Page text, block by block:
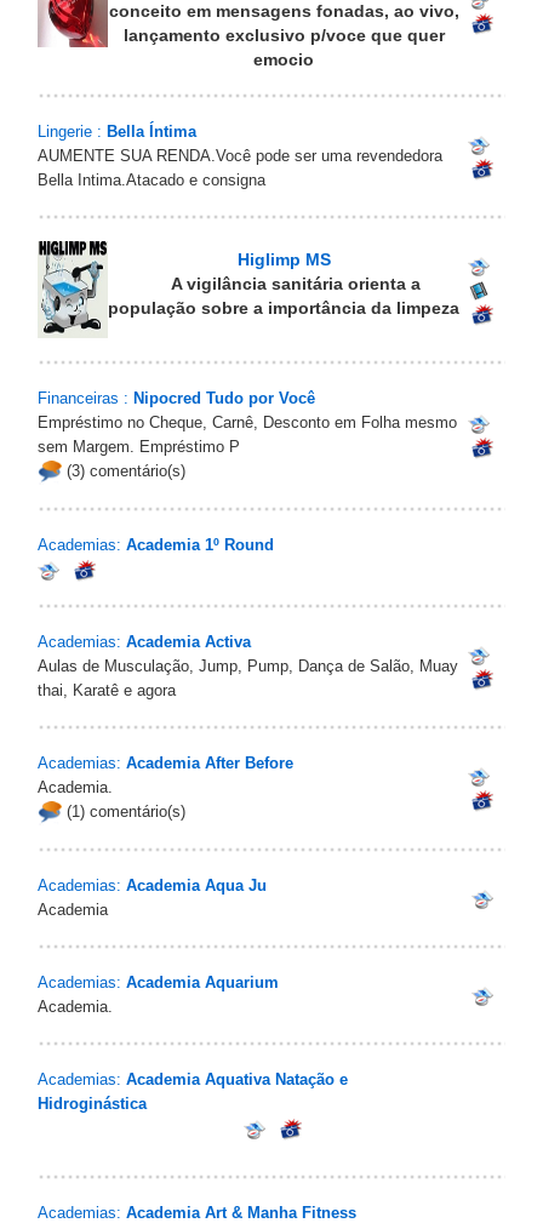
conceito em mensagens fonadas, ao vivo,
lançamento exclusivo p/voce que quer
emocio
Lingerie : Bella Íntima
AUMENTE SUA RENDA.Você pode ser uma revendedora
Bella Intima.Atacado e consigna
Higlimp MS
A vigilância sanitária orienta a
população sobre a importância da limpeza
Financeiras : Nipocred Tudo por Você
Empréstimo no Cheque, Carnê, Desconto em Folha mesmo
sem Margem. Empréstimo P
(3) comentário(s)
Academias: Academia 1º Round
Academias: Academia Activa
Aulas de Musculação, Jump, Pump, Dança de Salão, Muay
thai, Karatê e agora
Academias: Academia After Before
Academia.
(1) comentário(s)
Academias: Academia Aqua Ju
Academia
Academias: Academia Aquarium
Academia.
Academias: Academia Aquativa Natação e
Hidroginástica
Academias: Academia Art & Manha Fitness